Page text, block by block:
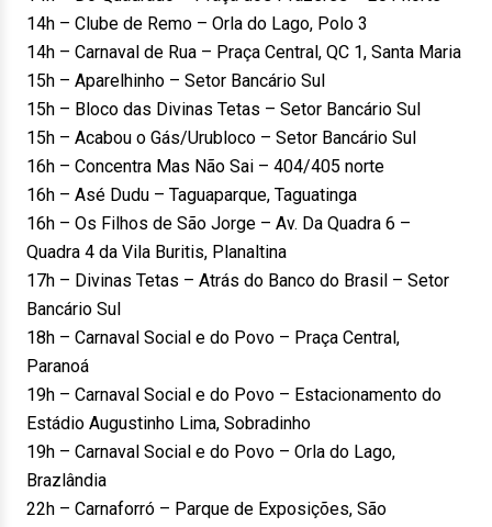
14h – Clube de Remo – Orla do Lago, Polo 3
14h – Carnaval de Rua – Praça Central, QC 1, Santa Maria
15h – Aparelhinho – Setor Bancário Sul
15h – Bloco das Divinas Tetas – Setor Bancário Sul
15h – Acabou o Gás/Urubloco – Setor Bancário Sul
16h – Concentra Mas Não Sai – 404/405 norte
16h – Asé Dudu – Taguaparque, Taguatinga
16h – Os Filhos de São Jorge – Av. Da Quadra 6 –
Quadra 4 da Vila Buritis, Planaltina
17h – Divinas Tetas – Atrás do Banco do Brasil – Setor
Bancário Sul
18h – Carnaval Social e do Povo – Praça Central,
Paranoá
19h – Carnaval Social e do Povo – Estacionamento do
Estádio Augustinho Lima, Sobradinho
19h – Carnaval Social e do Povo – Orla do Lago,
Brazlândia
22h – Carnaforró – Parque de Exposições, São